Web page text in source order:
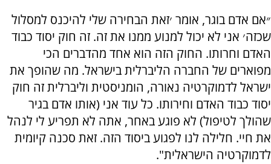
״אם אדם בוגר, אומר ׳זאת הבחירה שלי להיכנס למסלול
שכזה׳ אני לא יכול למנוע ממנו את זה. זה חוק יסוד כבוד
האדם וחרותו. החוק הזה הוא אחד מהדברים הכי
מפוארים של החברה הליברלית בישראל. מה שהופך את
ישראל לדמוקרטיה נאורה, הומניסטית וליברלית זה חוק
יסוד כבוד האדם וחירותו. כל עוד אני (אותו אדם בגיר
שהולך לטיפול) לא פוגע באחר, אתה לא תפריע לי לנהל
את חיי. חלילה לנו לפגוע ביסוד הזה. זאת סכנה קיומית
לדמוקרטיה הישראלית".